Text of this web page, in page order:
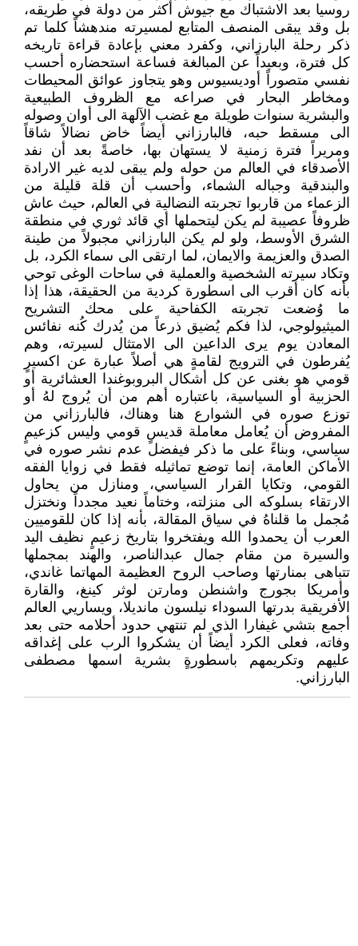
روسيا بعد الاشتباك مع جيوش أكثر من دولة في طريقه،
بل وقد يبقى المنصف المتابع لمسيرته مندهشاً كلما تم
ذكر رحلة البارزاني، وكفرد معني بإعادة قراءة تاريخه
كل فترة، وبعيداً عن المبالغة فساعة استحضاره أحسب
نفسي متصوراً أوديسيوس وهو يتجاوز عوائق المحيطات
ومخاطر البحار في صراعه مع الظروف الطبيعية
والبشرية سنوات طويلة مع غضب الآلهة الى أوان وصوله
الى مسقط حبه، فالبارزاني أيضاً خاض نضالاً شاقاً
ومريراً فترة زمنية لا يستهان بها، خاصةً بعد أن نفد
الأصدقاء في العالم من حوله ولم يبقى لديه غير الارادة
والبندقية وجباله الشماء، وأحسب أن قلة قليلة من
الزعماء من قاربوا تجربته النضالية في العالم، حيث عاش
ظروفاً عصيبة لم يكن ليتحملها أي قائد ثوري في منطقة
الشرق الأوسط، ولو لم يكن البارزاني مجبولاً من طينة
الصدق والعزيمة والايمان، لما ارتقى الى سماء الكرد، بل
وتكاد سيرته الشخصية والعملية في ساحات الوغى توحي
بأنه كان أقرب الى اسطورة كردية من الحقيقة، هذا إذا
ما وُضعت تجربته الكفاحية على محك التشريح
الميثيولوجي، لذا فكم يُضيق ذرعاً من يُدرك كُنه نفائس
المعادن يوم يرى الداعين الى الامتثال لسيرته، وهم
يُفرطون في الترويج لقامةٍ هي أصلاً عبارة عن اكسيرٍ
قومي هو بغنى عن كل أشكال البروبوغندا العشائرية أو
الحزبية أو السياسية، باعتباره أهم من أن يُروج لهُ أو
توزع صوره في الشوارع هنا وهناك، فالبارزاني من
المفروض أن يُعامل معاملة قديسٍ قومي وليس كزعيمٍ
سياسي، وبناءً على ما ذكر فيفضل عدم نشر صوره في
الأماكن العامة، إنما توضع تماثيله فقط في زوايا الفقه
القومي، وتكايا القرار السياسي، ومنازل من يحاول
الارتقاء بسلوكه الى منزلته، وختاماً نعيد مجدداً ونختزل
مُجمل ما قلناهُ في سياق المقالة، بأنه إذا كان للقوميين
العرب أن يحمدوا الله ويفتخروا بتاريخ زعيمٍ نظيف اليد
والسيرة من مقام جمال عبدالناصر، والهند بمجملها
تتباهى بمنارتها وصاحب الروح العظيمة المهاتما غاندي،
وأمريكا بجورج واشنطن ومارتن لوثر كينغ، والقارة
الأفريقية بدرتها السوداء نيلسون مانديلا، ويساريي العالم
أجمع بتشي غيفارا الذي لم تنتهي حدود أحلامه حتى بعد
وفاته، فعلى الكرد أيضاً أن يشكروا الرب على إغداقه
عليهم وتكريمهم باسطورةٍ بشرية اسمها مصطفى
البارزاني.